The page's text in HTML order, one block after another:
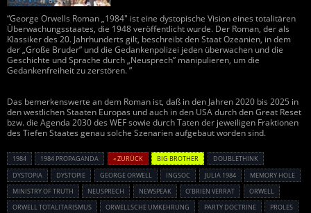
“George Orwells Roman „1984″ ist eine dystopische Vision eines totalitären
Überwachungsstaates, die 1948 veröffentlicht wurde. Der Roman, der als
Klassiker des 20. Jahrhunderts gilt, beschreibt den Staat Ozeanien, in dem
der „Große Bruder” und die Gedankenpolizei jeden überwachen und die
Geschichte und Sprache durch „Neusprech” manipulieren, um die
Gedankenfreiheit zu zerstören. ”
Das bemerkenswerte an dem Roman ist, daß in den Jahren 2020 bis 2025 in
den westlichen Staaten Europas und auch in den USA durch den Great Reset
bzw. die Agenda 2030 des WEF sowie durch Taten der jeweiligen Fraktionen
des Tiefen Staates genau solche Szenarien aufgebaut worden sind.
1984 1984 PROPAGANDA « ZURÜCK BIG BROTHER
DOUBLETHINK
DYSTOPIA
DYSTOPIE GEORGE ORWELL INGSOC JULIA 1984
MEMORY HOLE
MINISTRY OF TRUTH
NEUSPRECH NEWSPEAK O'BRIEN VERRAT
ORWELL
ORWELL TOTALITARISMUS
ORWELLSCHE UMKEHRUNG PARTY DOCTRINE
PROLES